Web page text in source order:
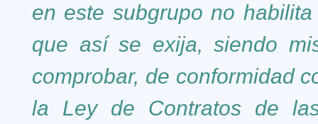
en este subgrupo no
que así se exija, siendo
comprobar, de conformidad
la Ley de Contratos de